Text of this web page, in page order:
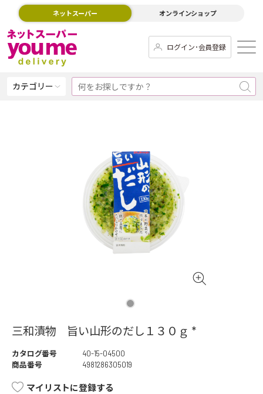
ネットスーパー オンラインショップ
ログイン･会員登録
カテゴリー
三和漬物 旨い山形のだし１３０ｇ *
カタログ番号
40-15-04500
商品番号
4981286305019
マイリストに登録する